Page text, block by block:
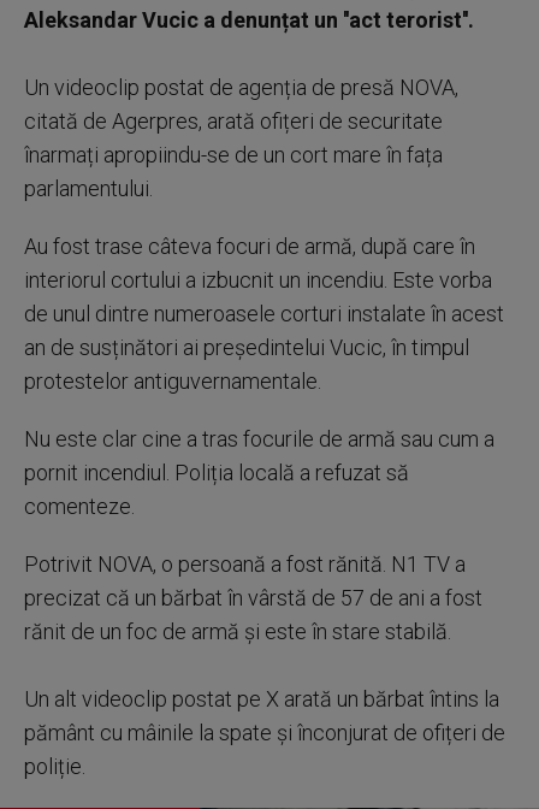
Aleksandar Vucic a denunțat un ''act terorist''.
Un videoclip postat de agenția de presă NOVA,
citată de Agerpres, arată ofițeri de securitate
înarmați apropiindu-se de un cort mare în fața
parlamentului.
Au fost trase câteva focuri de armă, după care în
interiorul cortului a izbucnit un incendiu. Este vorba
de unul dintre numeroasele corturi instalate în acest
an de susținători ai președintelui Vucic, în timpul
protestelor antiguvernamentale.
Nu este clar cine a tras focurile de armă sau cum a
pornit incendiul. Poliția locală a refuzat să
comenteze.
Potrivit NOVA, o persoană a fost rănită. N1 TV a
precizat că un bărbat în vârstă de 57 de ani a fost
rănit de un foc de armă și este în stare stabilă.
Un alt videoclip postat pe X arată un bărbat întins la
pământ cu mâinile la spate și înconjurat de ofițeri de
poliție.